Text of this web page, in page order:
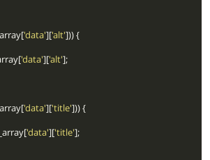
'data']['alt'
])) {
'data']['alt' ];
'data']['title'
])) {
'data']['title' ];